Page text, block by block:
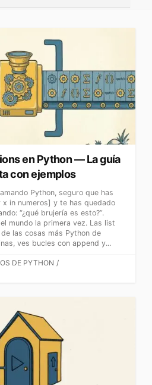
en Python — La guía
con ejemplos
Python, seguro que has
in numeros] y te has quedado
“¿qué brujería es esto?”.
mundo la primera vez. Las list
las cosas más Python de
ves bucles con append y...
DE PYTHON /